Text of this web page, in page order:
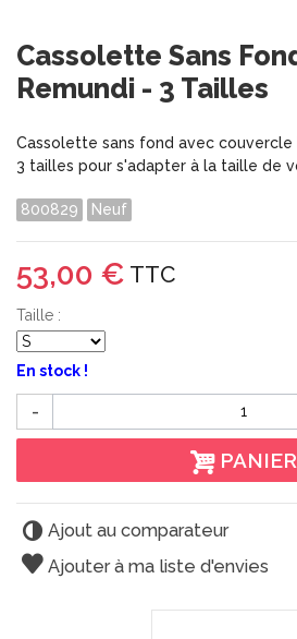
Cassolette Sans
Remundi - 3 Tailles
Cassolette sans fond avec couvercle
3 tailles pour s'adapter à la taille de
800829 Neuf
53,00 € TTC
Taille :
En stock !
-
PANIER
Ajout au comparateur
Ajouter à ma liste d'envies